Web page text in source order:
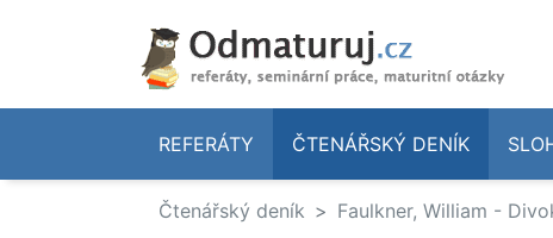
REFERÁTY ČTENÁŘSKÝ DENÍK
Čtenářský deník Faulkner, William -